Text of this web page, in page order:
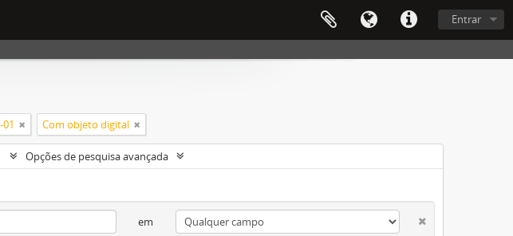
Entrar
Com objeto digital
Opções de pesquisa avançada
em